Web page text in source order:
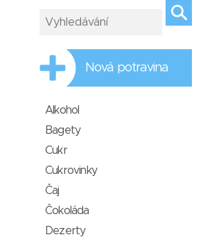
Nová potravina
Alkohol
Bagety
Cukr
Cukrovinky
Čaj
Čokoláda
Dezerty